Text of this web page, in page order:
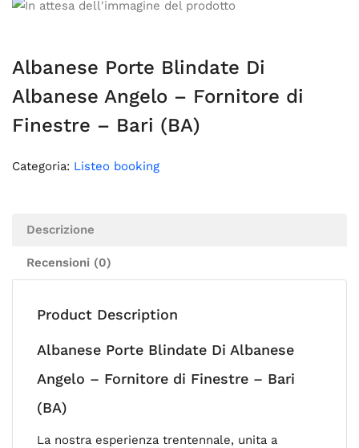
Albanese Porte Blindate Di
Albanese Angelo – Fornitore di
Finestre – Bari (BA)
Categoria: Listeo booking
Descrizione
Recensioni (0)
Product Description
Albanese Porte Blindate Di Albanese
Angelo – Fornitore di Finestre – Bari
(BA)
La nostra esperienza trentennale, unita a